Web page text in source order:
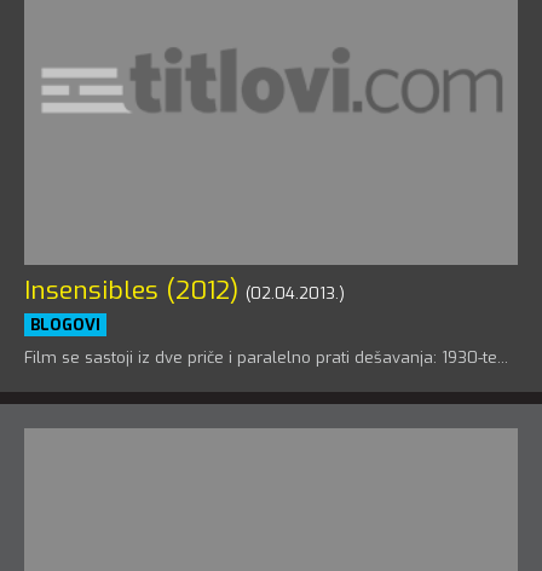
Insensibles (2012) (02.04.2013.)
BLOGOVI
Film se sastoji iz dve priče i paralelno prati dešavanja: 1930-te...